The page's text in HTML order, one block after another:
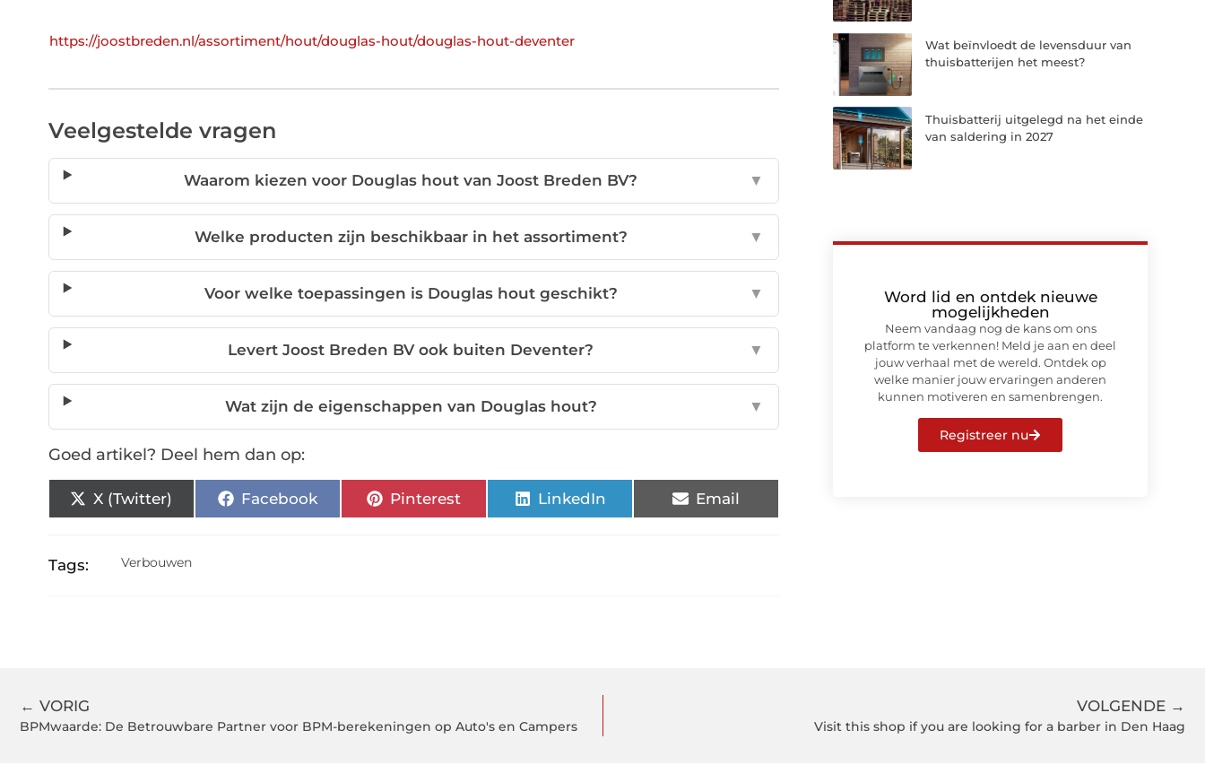
https://joostbreden.nl/assortiment/hout/douglas-hout/douglas-hout-deventer
Veelgestelde vragen
Waarom kiezen voor Douglas hout van Joost Breden BV? ▼
Welke producten zijn beschikbaar in het assortiment? ▼
Voor welke toepassingen is Douglas hout geschikt? ▼
Levert Joost Breden BV ook buiten Deventer? ▼
Wat zijn de eigenschappen van Douglas hout? ▼
Goed artikel? Deel hem dan op:
X (Twitter) Facebook Pinterest LinkedIn Email
Tags: Verbouwen
Wat beïnvloedt de levensduur van
thuisbatterijen het meest?
Thuisbatterij uitgelegd na het einde
van saldering in 2027
Word lid en ontdek nieuwe
mogelijkheden
Neem vandaag nog de kans om ons
platform te verkennen! Meld je aan en deel
jouw verhaal met de wereld. Ontdek op
welke manier jouw ervaringen anderen
kunnen motiveren en samenbrengen.
Registreer nu
← VORIG
BPMwaarde: De Betrouwbare Partner voor BPM-berekeningen op Auto's en Campers
VOLGENDE →
Visit this shop if you are looking for a barber in Den Haag